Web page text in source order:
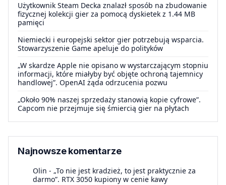
Użytkownik Steam Decka znalazł sposób na zbudowanie
fizycznej kolekcji gier za pomocą dyskietek z 1.44 MB
pamięci
Niemiecki i europejski sektor gier potrzebują wsparcia.
Stowarzyszenie Game apeluje do polityków
„W skardze Apple nie opisano w wystarczającym stopniu
informacji, które miałyby być objęte ochroną tajemnicy
handlowej”. OpenAI żąda odrzucenia pozwu
„Około 90% naszej sprzedaży stanowią kopie cyfrowe”.
Capcom nie przejmuje się śmiercią gier na płytach
Najnowsze komentarze
Olin - „To nie jest kradzież, to jest praktycznie za
darmo”. RTX 3050 kupiony w cenie kawy